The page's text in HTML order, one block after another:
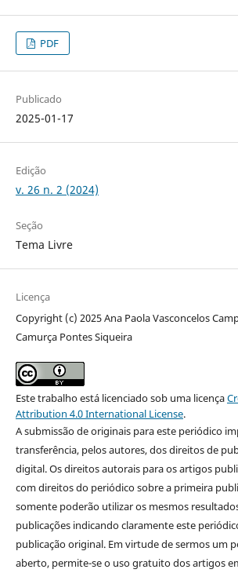
PDF
Publicado
2025-01-17
Edição
v. 26 n. 2 (2024)
Seção
Tema Livre
Licença
Copyright (c) 2025 Ana Paola Vasconcelos
Camurça Pontes Siqueira
Este trabalho está licenciado sob uma licença
Attribution 4.0 International License.
A submissão de originais para este periódico
transferência, pelos autores, dos direitos de
digital. Os direitos autorais para os artigos
com direitos do periódico sobre a primeira
somente poderão utilizar os mesmos
publicações indicando claramente este
publicação original. Em virtude de sermos um
aberto, permite-se o uso gratuito dos artigos